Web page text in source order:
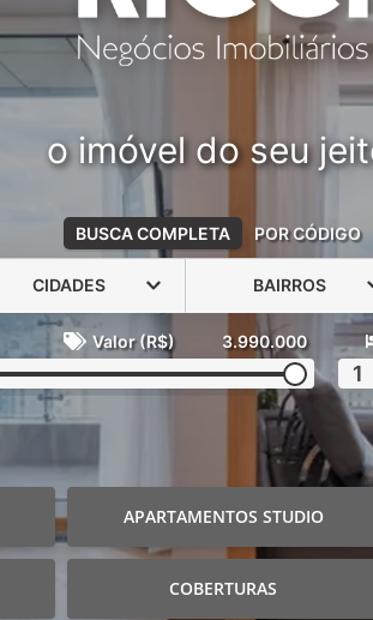
o imóvel do seu
BUSCA COMPLETA POR CÓDIGO
CIDADES BAIRROS
Valor (R$) 3.990.000
1
APARTAMENTOS STUDIO
COBERTURAS